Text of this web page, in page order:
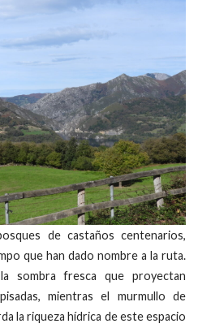
de castaños centenarios,
que han dado nombre a la ruta.
sombra fresca que proyectan
mientras el murmullo de
la riqueza hídrica de este espacio